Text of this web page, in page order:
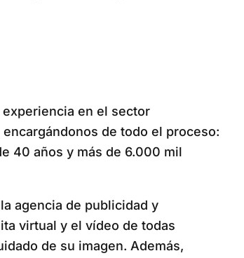
experiencia en el sector
de todo el proceso:
40 años y más de 6.000 mil
agencia de publicidad y
virtual y el vídeo de todas
de su imagen. Además,